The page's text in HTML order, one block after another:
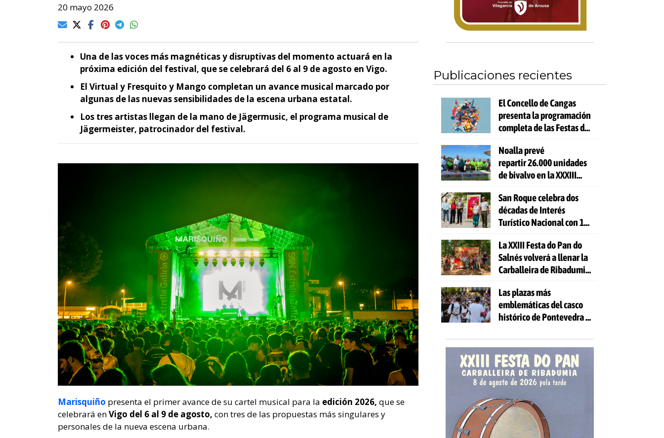
20 mayo 2026
Una de las voces más magnéticas y disruptivas del momento actuará en la
próxima edición del festival, que se celebrará del 6 al 9 de agosto en Vigo.
El Virtual y Fresquito y Mango completan un avance musical marcado por
algunas de las nuevas sensibilidades de la escena urbana estatal.
Los tres artistas llegan de la mano de Jägermusic, el programa musical de
Jägermeister, patrocinador del festival.
Marisquiño presenta el primer avance de su cartel musical para la edición 2026, que se
celebrará enVigo del 6 al 9 de agosto, con tres de las propuestas más singulares y
personales de la nueva escena urbana.
Publicaciones recientes
El Concello de Cangas
presenta la programación
completa de las Festas do
Noalla prevé
repartir 26.000 unidades
de bivalvo en la XXXIII
San Roque celebra dos
décadas de Interés
Turístico Nacional con 10
actividades gratuitas
La XXIII Festa do Pan do
Salnés volverá a llenar la
Carballeira de Ribadumia
y actividades para todas
las edades
Las plazas más
emblemáticas del casco
histórico de Pontevedra se
con la celebración de 'Aquí
Cántase'